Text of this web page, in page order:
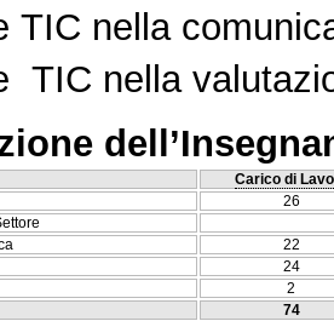
TIC nella
TIC nella
Carico di
26
22
24
2
74